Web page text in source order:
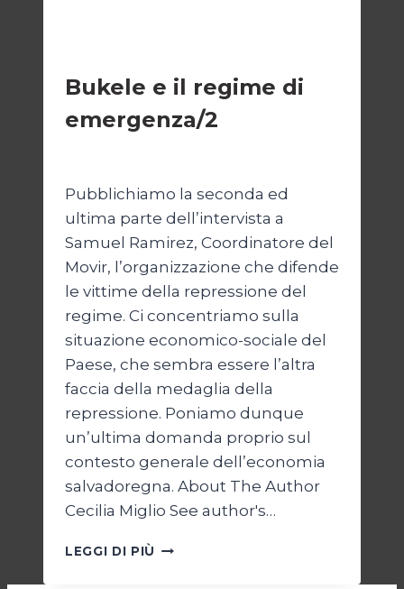
Bukele e il regime di
emergenza/2
Pubblichiamo la seconda ed
ultima parte dell’intervista a
Samuel Ramirez, Coordinatore del
Movir, l’organizzazione che difende
le vittime della repressione del
regime. Ci concentriamo sulla
situazione economico-sociale del
Paese, che sembra essere l’altra
faccia della medaglia della
repressione. Poniamo dunque
un’ultima domanda proprio sul
contesto generale dell’economia
salvadoregna. About The Author
Cecilia Miglio See author's…
LEGGI DI PIÙ BUKELE